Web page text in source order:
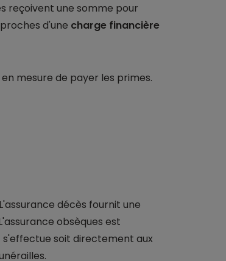
reçoivent une somme pour
d'une charge financière
mesure de payer les primes.
décès fournit une
obsèques est
s'effectue soit directement aux